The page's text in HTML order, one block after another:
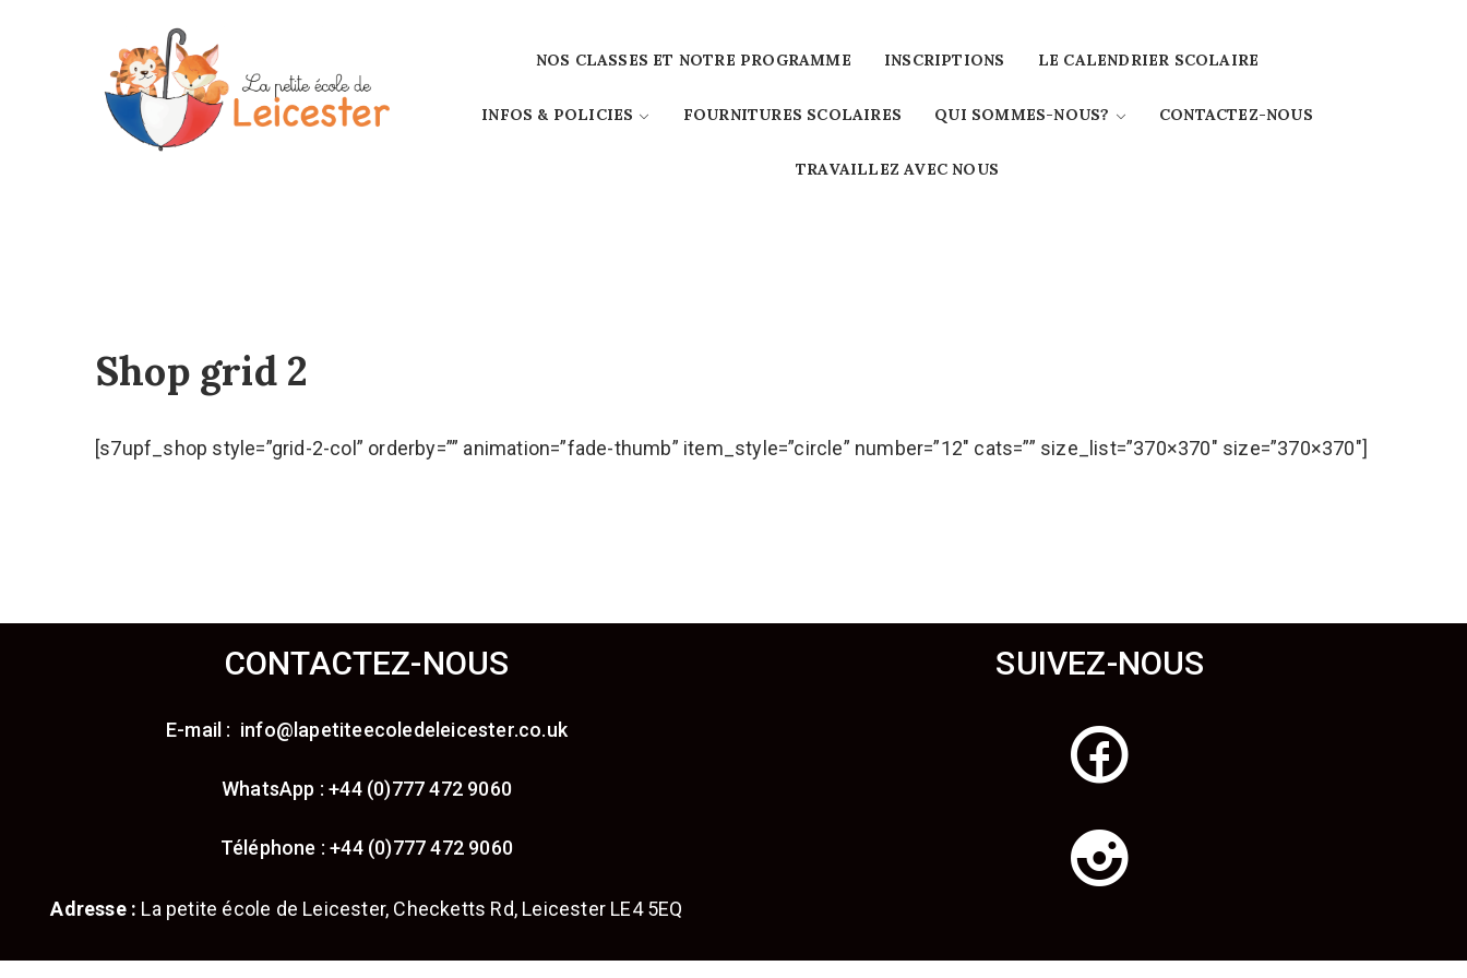
NOS CLASSES ET NOTRE PROGRAMME INSCRIPTIONS LE CALENDRIER SCOLAIRE
INFOS & POLICIES FOURNITURES SCOLAIRES QUI SOMMES-NOUS? CONTACTEZ-NOUS
TRAVAILLEZ AVEC NOUS
Shop grid 2
[s7upf_shop style=”grid-2-col” orderby=”” animation=”fade-thumb” item_style=”circle” number=”12″ cats=”” size_list=”370×370″ size=”370×370″]
CONTACTEZ-NOUS
E-mail : info@lapetiteecoledeleicester.co.uk
WhatsApp : +44 (0)777 472 9060
Téléphone : +44 (0)777 472 9060
Adresse : La petite école de Leicester, Checketts Rd, Leicester LE4 5EQ
SUIVEZ-NOUS